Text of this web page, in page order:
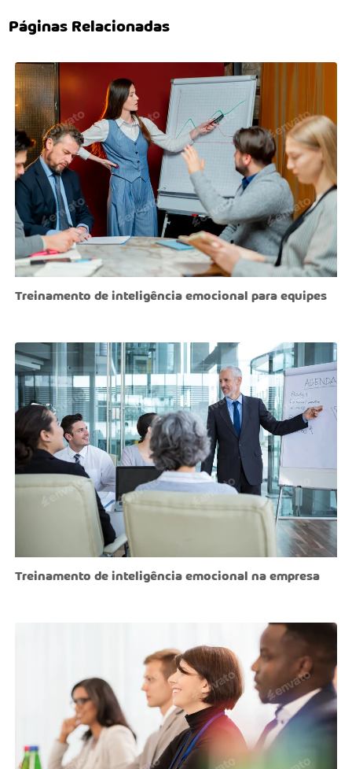
Páginas Relacionadas
Treinamento de inteligência emocional para equipes
Treinamento de inteligência emocional na empresa